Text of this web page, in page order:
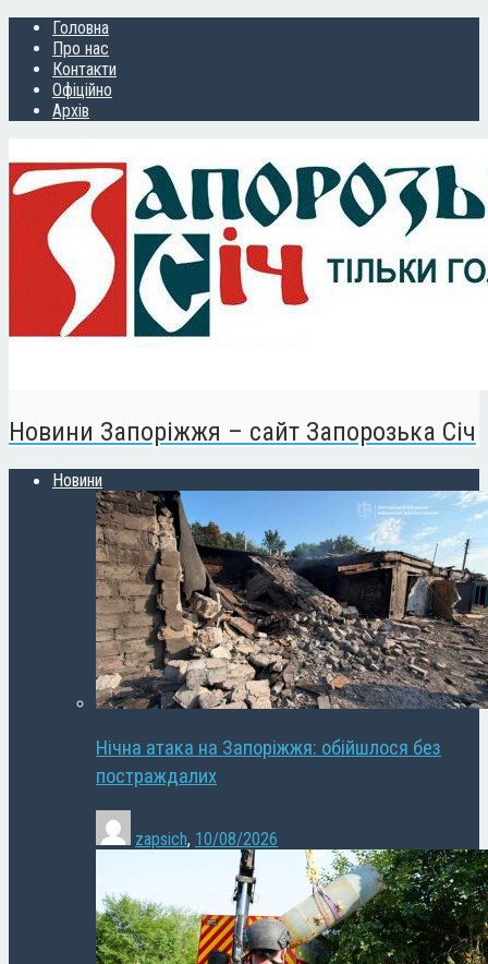
Головна
Про нас
Контакти
Офіційно
Архів
Новини Запоріжжя – сайт Запорозька Січ
Новини
Нічна атака на Запоріжжя: обійшлося без
постраждалих
zapsich, 10/08/2026